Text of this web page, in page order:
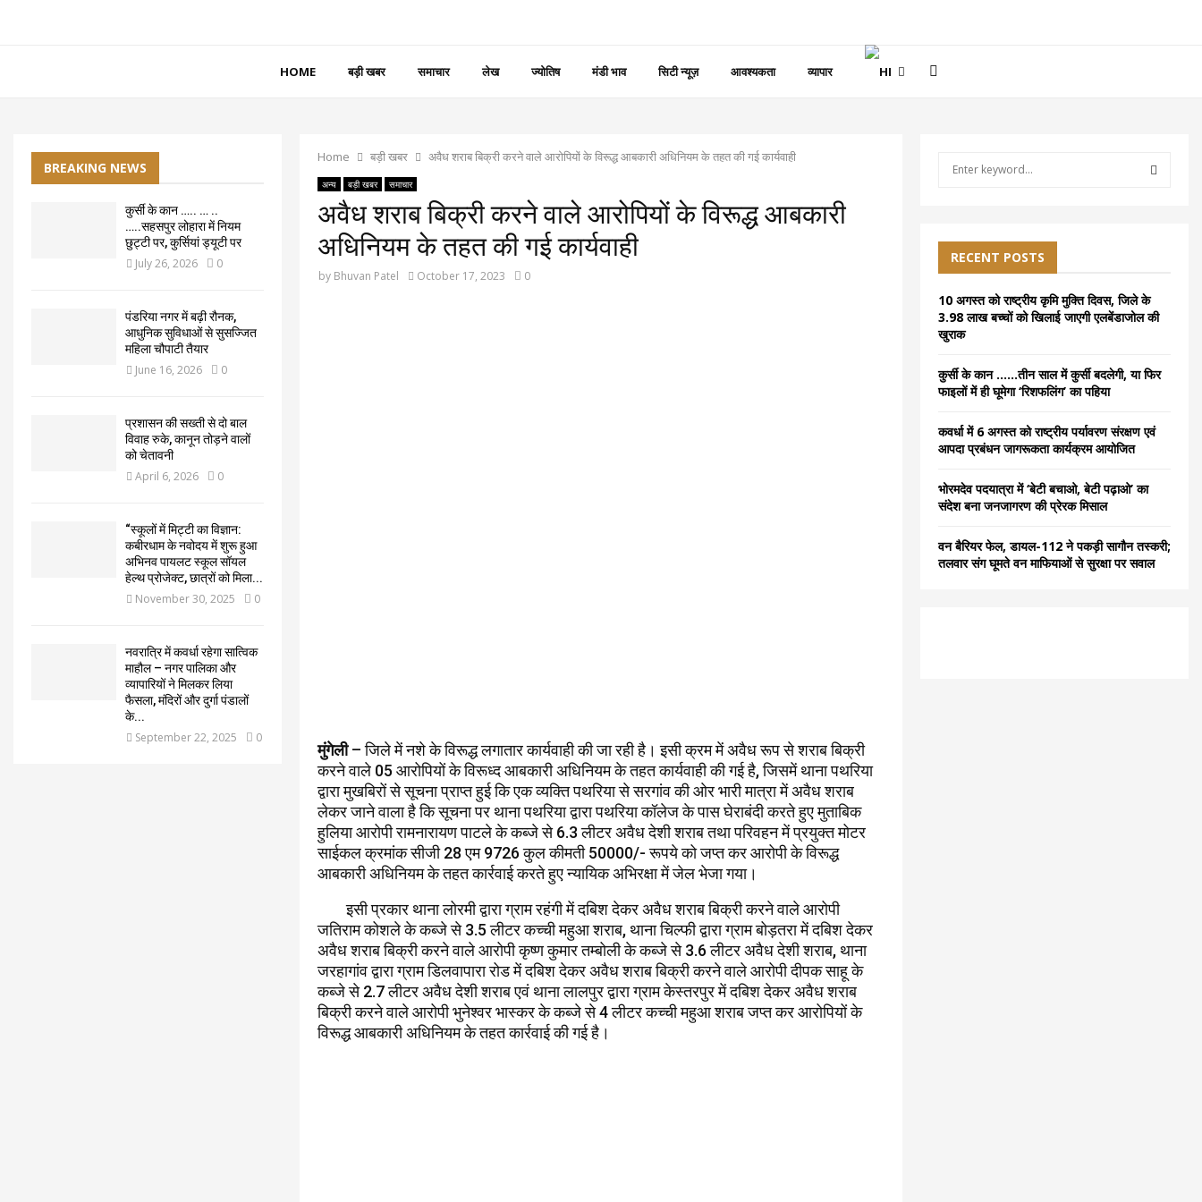
HOME बड़ी खबर समाचार लेख ज्योतिष मंडी भाव सिटी न्यूज़ आवश्यकता व्यापार
Home बड़ी खबर अवैध शराब बिक्री करने वाले आरोपियों के विरूद्ध आबकारी अधिनियम के तहत की गई कार्यवाही
अन्य बड़ी खबर समाचार
अवैध शराब बिक्री करने वाले आरोपियों के विरूद्ध आबकारी
अधिनियम के तहत की गई कार्यवाही
by Bhuvan Patel October 17, 2023 0
मुंगेली– जिले में नशे के विरूद्ध लगातार कार्यवाही की जा रही है। इसी क्रम में अवैध रूप से शराब बिक्री
करने वाले 05 आरोपियों के विरूध्‍द आबकारी अधिनियम के तहत कार्यवाही की गई है, जिसमें थाना पथरिया
द्वारा मुखबिरों से सूचना प्राप्त हुई कि एक व्यक्ति पथरिया से सरगांव की ओर भारी मात्रा में अवैध शराब
लेकर जाने वाला है कि सूचना पर थाना पथरिया द्वारा पथरिया कॉलेज के पास घेराबंदी करते हुए मुताबिक
हुलिया आरोपी रामनारायण पाटले के कब्जे से 6.3 लीटर अवैध देशी शराब तथा परिवहन में प्रयुक्त मोटर
साईकल क्रमांक सीजी 28 एम 9726 कुल कीमती 50000/- रूपये को जप्त कर आरोपी के विरूद्ध
आबकारी अधिनियम के तहत कार्रवाई करते हुए न्यायिक अभिरक्षा में जेल भेजा गया।
इसी प्रकार थाना लोरमी द्वारा ग्राम रहंगी में दबिश देकर अवैध शराब बिक्री करने वाले आरोपी
जतिराम कोशले के कब्जे से 3.5 लीटर कच्ची महुआ शराब, थाना चिल्फी द्वारा ग्राम बोड़तरा में दबिश देकर
अवैध शराब बिक्री करने वाले आरोपी कृष्ण कुमार तम्बोली के कब्जे से 3.6 लीटर अवैध देशी शराब, थाना
जरहागांव द्वारा ग्राम डिलवापारा रोड में दबिश देकर अवैध शराब बिक्री करने वाले आरोपी दीपक साहू के
कब्जे से 2.7 लीटर अवैध देशी शराब एवं थाना लालपुर द्वारा ग्राम केस्तरपुर में दबिश देकर अवैध शराब
बिक्री करने वाले आरोपी भुनेश्वर भास्कर के कब्जे से 4 लीटर कच्ची महुआ शराब जप्त कर आरोपियों के
विरूद्ध आबकारी अधिनियम के तहत कार्रवाई की गई है।
BREAKING NEWS
कुर्सी के कान ….. … ..
…..सहसपुर लोहारा में नियम
छुट्टी पर, कुर्सियां ड्यूटी पर
July 26, 2026 0
पंडरिया नगर में बढ़ी रौनक,
आधुनिक सुविधाओं से सुसज्जित
महिला चौपाटी तैयार
June 16, 2026 0
प्रशासन की सख्ती से दो बाल
विवाह रुके, कानून तोड़ने वालों
को चेतावनी
April 6, 2026 0
“स्कूलों में मिट्टी का विज्ञान:
कबीरधाम के नवोदय में शुरू हुआ
अभिनव पायलट स्कूल सॉयल
हेल्थ प्रोजेक्ट, छात्रों को मिला...
November 30, 2025 0
नवरात्रि में कवर्धा रहेगा सात्विक
माहौल – नगर पालिका और
व्यापारियों ने मिलकर लिया
फैसला, मंदिरों और दुर्गा पंडालों
के...
September 22, 2025 0
f
o
r
:
R
H
RECENT POSTS
10 अगस्त को राष्ट्रीय कृमि मुक्ति दिवस, जिले के
3.98 लाख बच्चों को खिलाई जाएगी एलबेंडाजोल की
खुराक
कुर्सी के कान ……तीन साल में कुर्सी बदलेगी, या फिर
फाइलों में ही घूमेगा ‘रिशफलिंग’ का पहिया
कवर्धा में 6 अगस्त को राष्ट्रीय पर्यावरण संरक्षण एवं
आपदा प्रबंधन जागरूकता कार्यक्रम आयोजित
भोरमदेव पदयात्रा में ‘बेटी बचाओ, बेटी पढ़ाओ’ का
संदेश बना जनजागरण की प्रेरक मिसाल
वन बैरियर फेल, डायल-112 ने पकड़ी सागौन तस्करी;
तलवार संग घूमते वन माफियाओं से सुरक्षा पर सवाल